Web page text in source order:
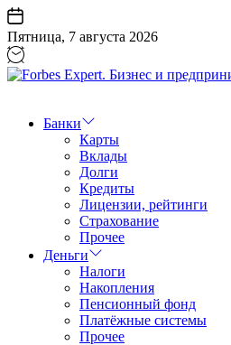
Перейти
к
содержанию
Пятница, 7 августа 2026
Бизнес
предпринимательство
Банки
Карты
Вклады
Долги
Кредиты
Лицензии, рейтинги
Страхование
Прочее
Деньги
Налоги
Накопления
Пенсионный фонд
Платёжные системы
Прочее